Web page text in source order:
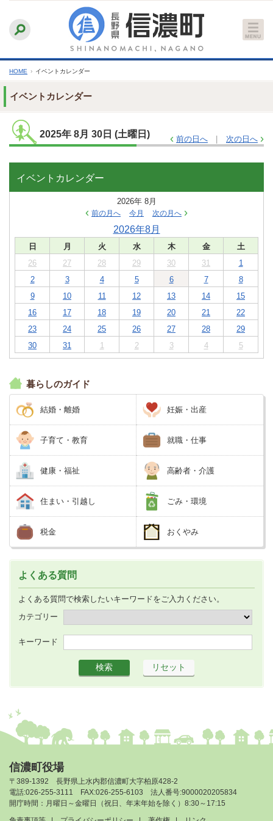
文
へ
ふりがなをつける
文字サイズ
縮小 標準 拡大
HOME › イベントカレンダー
イベントカレンダー
2025年 8月 30日 (土曜日 ) 前の日へ 次の日へ
イベントカレンダー
2026年 8月
前の月へ 今月 次の月へ
2026年8月
日 月 火 水 木 金
土
26
27 28 29 30 31
1
2
3 4 5 6 7
8
9
10 11 12 13 14
15
16
17 18 19 20 21
22
23
24 25 26 27 28
29
30
31 1 2 3 4 5
暮らしのガイド
結婚・離婚 妊娠・出産
子育て・教育 就職・仕事
健康・福祉 高齢者・介護
住まい・引越し ごみ・環境
税金 おくやみ
よくある質問
よくある質問で検索したいキーワードをご入力ください。
カテゴリー
キーワード
信濃町役場
〒389-1392 長野県上水内郡信濃町大字柏原428-2
電話:026-255-3111 FAX:026-255-6103 法人番号:9000020205834
開庁時間：月曜日～金曜日（祝日、年末年始を除く）8:30～17:15